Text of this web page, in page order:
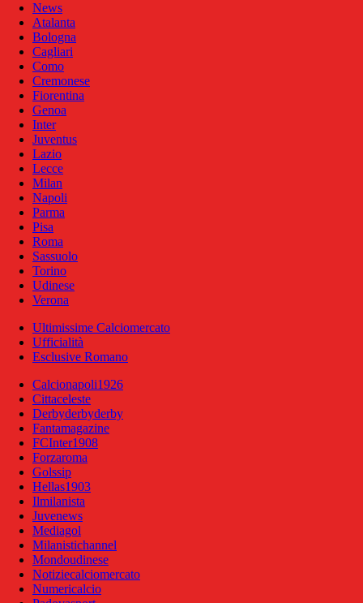
News
Atalanta
Bologna
Cagliari
Como
Cremonese
Fiorentina
Genoa
Inter
Juventus
Lazio
Lecce
Milan
Napoli
Parma
Pisa
Roma
Sassuolo
Torino
Udinese
Verona
Ultimissime Calciomercato
Ufficialità
Esclusive Romano
Calcionapoli1926
Cittaceleste
Derbyderbyderby
Fantamagazine
FCInter1908
Forzaroma
Golssip
Hellas1903
Ilmilanista
Juvenews
Mediagol
Milanistichannel
Mondoudinese
Notiziecalciomercato
Numericalcio